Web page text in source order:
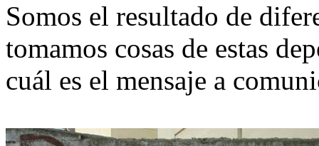
Somos el resultado de
tomamos cosas de estas
cuál es el mensaje a